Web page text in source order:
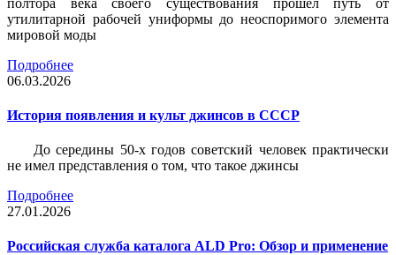
утилитарной рабочей униформы до неоспоримого элемента
мировой моды
Подробнее
06.03.2026
История появления и культ джинсов в СССР
До середины 50-х годов советский человек практически
не имел представления о том, что такое джинсы
Подробнее
27.01.2026
Российская служба каталога ALD Pro: Обзор и применение